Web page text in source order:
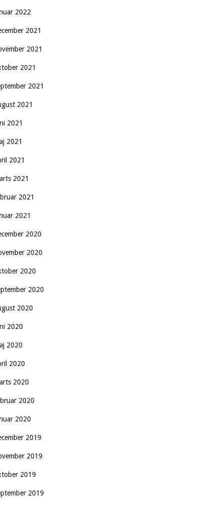
2022
2021
2021
2021
2021
2021
2021
2021
2021
2021
2021
2021
2020
2020
2020
2020
2020
2020
2020
2020
2020
2020
2020
2019
2019
2019
2019